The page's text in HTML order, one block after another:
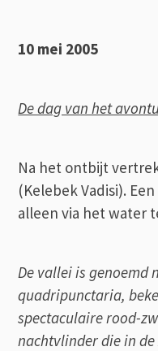
10 mei 2005
De dag van het
Na het ontbijt
(Kelebek Vadisi).
alleen via het water
De vallei is genoemd
quadripunctaria,
spectaculaire rood-
nachtvlinder die in